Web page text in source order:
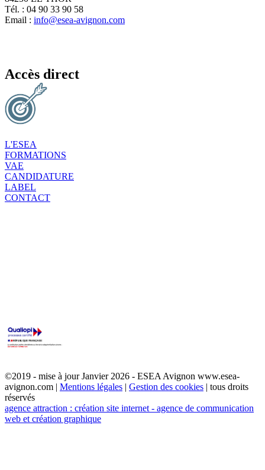
Tél. : 04 90 33 90 58
Email : info@esea-avignon.com
Accès direct
L'ESEA
FORMATIONS
VAE
CANDIDATURE
LABEL
CONTACT
©2019 - mise à jour Janvier 2026 - ESEA Avignon www.esea-
avignon.com | Mentions légales | Gestion des cookies | tous droits
réservés
agence attraction : création site internet - agence de communication
web et création graphique